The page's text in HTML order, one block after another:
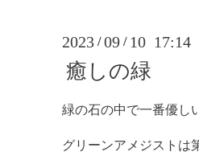
2023 /09 / 10 17:14
癒しの緑
緑の石の中で一番優し
グリーンアメジストは